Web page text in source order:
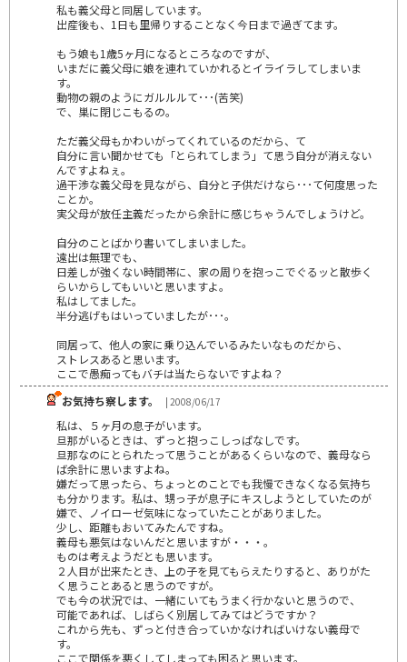
私も義父母と同居しています。
出産後も、1日も里帰りすることなく今日まで過ぎてます。
もう娘も1歳5ヶ月になるところなのですが、
いまだに義父母に娘を連れていかれるとイライラしてしまいま
す。
動物の親のようにガルルルて･･･(苦笑)
で、巣に閉じこもるの。
ただ義父母もかわいがってくれているのだから、て
自分に言い聞かせても「とられてしまう」て思う自分が消えない
んですよねぇ。
過干渉な義父母を見ながら、自分と子供だけなら･･･て何度思った
ことか。
実父母が放任主義だったから余計に感じちゃうんでしょうけど。
自分のことばかり書いてしまいました。
遠出は無理でも、
日差しが強くない時間帯に、家の周りを抱っこでぐるッと散歩く
らいからしてもいいと思いますよ。
私はしてました。
半分逃げもはいっていましたが･･･。
同居って、他人の家に乗り込んでいるみたいなものだから、
ストレスあると思います。
ここで愚痴ってもバチは当たらないですよね？
お気持ち察します。
| 2008/06/17
私は、５ヶ月の息子がいます。
旦那がいるときは、ずっと抱っこしっぱなしです。
旦那なのにとられたって思うことがあるくらいなので、義母なら
ば余計に思いますよね。
嫌だって思ったら、ちょっとのことでも我慢できなくなる気持ち
も分かります。私は、甥っ子が息子にキスしようとしていたのが
嫌で、ノイローゼ気味になっていたことがありました。
少し、距離もおいてみたんですね。
義母も悪気はないんだと思いますが・・・。
ものは考えようだとも思います。
２人目が出来たとき、上の子を見てもらえたりすると、ありがた
く思うことあると思うのですが。
でも今の状況では、一緒にいてもうまく行かないと思うので、
可能であれば、しばらく別居してみてはどうですか？
これから先も、ずっと付き合っていかなければいけない義母で
す。
ここで関係を悪くしてしまっても困ると思います。